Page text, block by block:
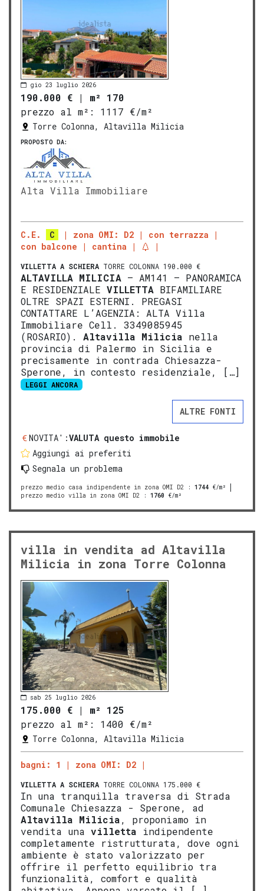
gio 23 luglio 2026
190.000 € | m² 170
prezzo al m²:
1117 €/m²
Torre Colonna, Altavilla Milicia
PROPOSTO DA:
Alta Villa Immobiliare
C.E. C zona OMI: D2
con terrazza
con balcone
cantina
VILLETTA A SCHIERA TORRE COLONNA 190.000 €
ALTAVILLA MILICIA – AM141 – PANORAMICA
E RESIDENZIALE VILLETTA BIFAMILIARE
OLTRE SPAZI ESTERNI. PREGASI
CONTATTARE L’AGENZIA: ALTA Villa
Immobiliare Cell. 3349085945
(ROSARIO). Altavilla Milicia nella
provincia di Palermo in Sicilia e
precisamente in contrada Chiesazza-
Sperone, in contesto residenziale, […]
LEGGI ANCORA
ALTRE FONTI
NOVITA':VALUTA questo immobile
Aggiungi ai preferiti
Segnala un problema
prezzo medio casa indipendente in zona OMI D2 : 1744 €/m²
prezzo medio villa in zona OMI D2 : 1760 €/m²
villa in vendita ad Altavilla
Milicia in zona Torre Colonna
sab 25 luglio 2026
175.000 € | m² 125
prezzo al m²:
1400 €/m²
Torre Colonna, Altavilla Milicia
bagni: 1 zona OMI: D2
VILLETTA A SCHIERA TORRE COLONNA 175.000 €
In una tranquilla traversa di Strada
Comunale Chiesazza - Sperone, ad
Altavilla Milicia, proponiamo in
vendita una villetta indipendente
completamente ristrutturata, dove ogni
ambiente è stato valorizzato per
offrire il perfetto equilibrio tra
funzionalità, comfort e qualità